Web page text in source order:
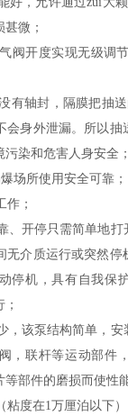
微；
开度实现无级调节
有轴封，隔膜把抽
会身外泄漏。所以抽
染和危害人身安全；
场所使用安全可靠；
；
开停只需简单地打
无介质运行或突然停
停机，具有自我保
该泵结构简单，安
，联杆等运动部件
部件的磨损而使性
度在1万厘泊以下）